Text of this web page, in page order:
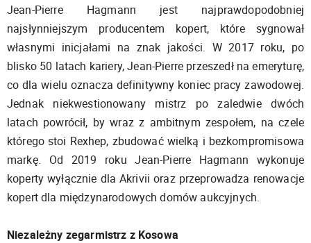
Jean-Pierre Hagmann jest najprawdopodobniej
najsłynniejszym producentem kopert, które sygnował
własnymi inicjałami na znak jakości. W 2017 roku, po
blisko 50 latach kariery, Jean-Pierre przeszedł na emeryturę,
co dla wielu oznacza definitywny koniec pracy zawodowej.
Jednak niekwestionowany mistrz po zaledwie dwóch
latach powrócił, by wraz z ambitnym zespołem, na czele
którego stoi Rexhep, zbudować wielką i bezkompromisowa
markę. Od 2019 roku Jean-Pierre Hagmann wykonuje
koperty wyłącznie dla Akrivii oraz przeprowadza renowacje
kopert dla międzynarodowych domów aukcyjnych.
Niezależny zegarmistrz z Kosowa